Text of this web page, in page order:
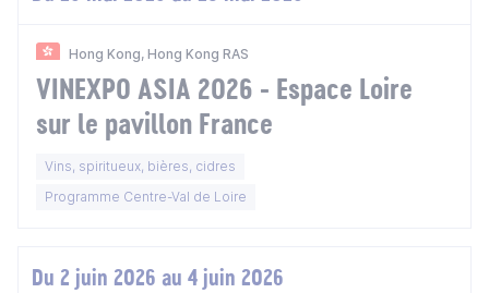
Hong Kong, Hong Kong RAS
VINEXPO ASIA 2026 - Espace Loire
sur le pavillon France
Vins, spiritueux, bières, cidres
Programme Centre-Val de Loire
Du 2 juin 2026 au 4 juin 2026